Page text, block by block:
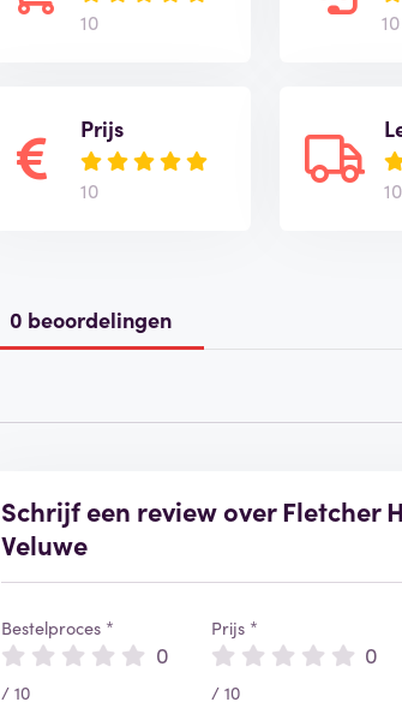
10
Prijs
10
10
10
0 beoordelingen
Schrijf een review over Fletcher
Veluwe
Bestelproces *
0
/ 10
Prijs *
0
/ 10